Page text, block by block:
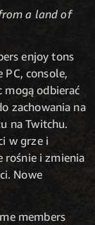
a land of
enjoy tons
console,
mogą odbierać
zachowania na
na Twitchu.
w grze i
rośnie i zmienia
Nowe
members